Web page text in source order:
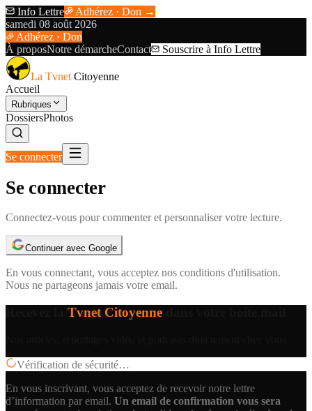
Info Lettre
Adhérez · Don →
samedi 08 août 2026
Adhérez · Don
À proposNotre démarcheContact Souscrire à Info Lettre
La Tvnet Citoyenne
Accueil
Rubriques
DossiersPhotos
Se connecter
Se connecter
Connectez-vous pour commenter et personnaliser votre lecture.
Continuer avec Google
En vous connectant, vous acceptez nos conditions d'utilisation.
Nous ne partageons jamais votre email.
Tvnet Citoyenne
Vérification de sécurité…
En vous inscrivant, vous acceptez de recevoir notre lettre
d’information par email. Un email de confirmation vous sera